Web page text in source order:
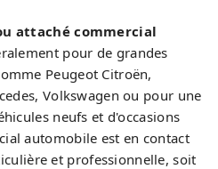
attaché commercial
pour de grandes
Peugeot Citroën,
Volkswagen ou pour une
neufs et d'occasions
automobile est en contact
et professionnelle, soit